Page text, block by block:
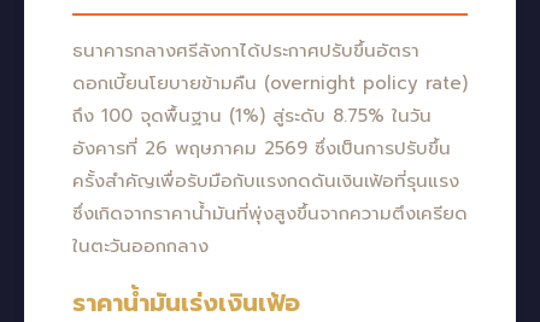
ธนาคารกลางศรีลังกาได้ประกาศปรับขึ้นอัตรา
ดอกเบี้ยนโยบายข้ามคืน (overnight policy rate)
ถึง 100 จุดพื้นฐาน (1%) สู่ระดับ 8.75% ในวัน
อังคารที่ 26 พฤษภาคม 2569 ซึ่งเป็นการปรับขึ้น
ครั้งสำคัญเพื่อรับมือกับแรงกดดันเงินเฟ้อที่รุนแรง
ซึ่งเกิดจากราคาน้ำมันที่พุ่งสูงขึ้นจากความตึงเครียด
ในตะวันออกกลาง
ราคาน้ำมันเร่งเงินเฟ้อ